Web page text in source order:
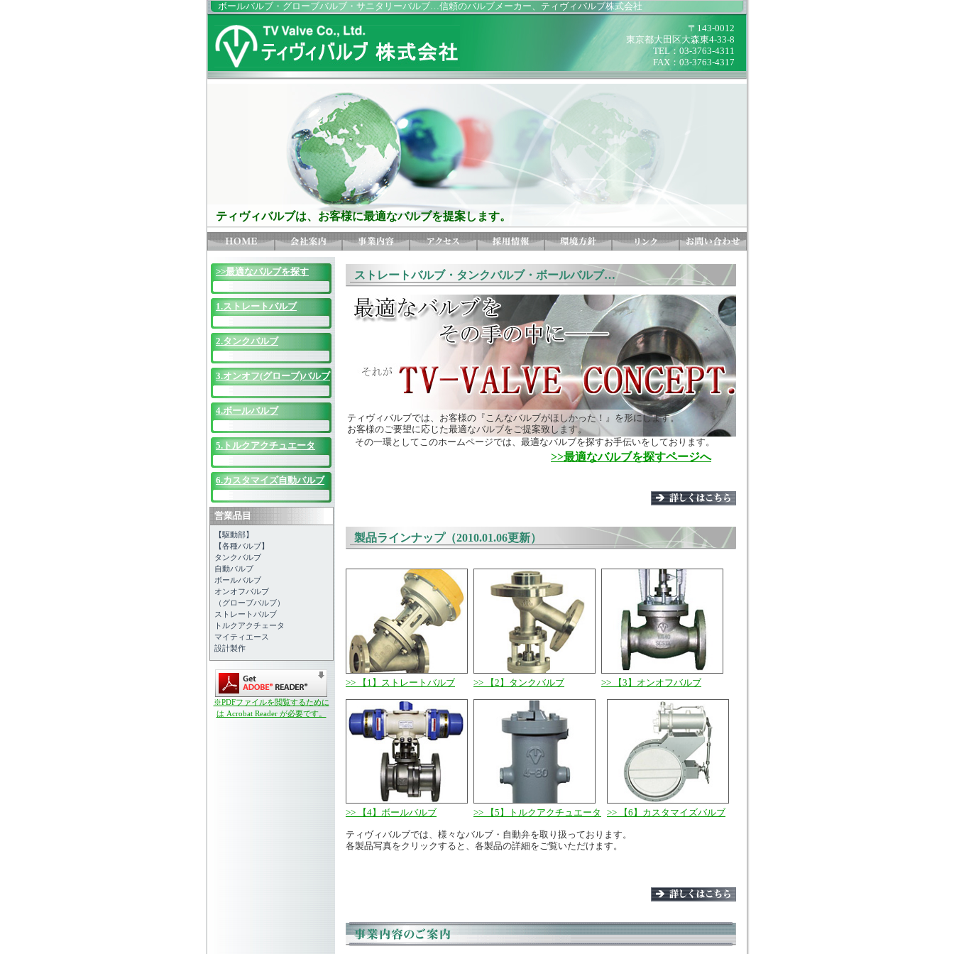
ボールバルブ・グローブバルブ・サニタリーバルブ…信頼のバルブメーカー、ティヴィバルブ株式会社
〒143-0012
東京都大田区大森東4-33-8
TEL：03-3763-4311
FAX：03-3763-4317
ティヴィバルブは、お客様に最適なバルブを提案します。
>>最適なバルブを探す
1.ストレートバルブ
2.タンクバルブ
3.オンオフ(グローブ)バルブ
4.ボールバルブ
5.トルクアクチュエータ
6.カスタマイズ自動バルブ
営業品目
【駆動部】
【各種バルブ】
タンクバルブ
自動バルブ
ボールバルブ
オンオフバルブ
（グローブバルブ）
ストレートバルブ
トルクアクチェータ
マイティエース
設計製作
※PDFファイルを閲覧するために
は Acrobat Reader が必要です。
ストレートバルブ・タンクバルブ・ボールバルブ…
ティヴィバルブでは、お客様の『こんなバルブがほしかった！』を形にします。
お客様のご要望に応じた最適なバルブをご提案致します。
その一環としてこのホームページでは、最適なバルブを探すお手伝いをしております。
>>最適なバルブを探すページへ
製品ラインナップ（2010.01.06更新）
>> 【1】ストレートバルブ >> 【2】タンクバルブ >> 【3】オンオフバルブ
>> 【4】ボールバルブ >> 【5】トルクアクチュエータ >> 【6】カスタマイズバルブ
ティヴィバルブでは、様々なバルブ・自動弁を取り扱っております。
各製品写真をクリックすると、各製品の詳細をご覧いただけます。